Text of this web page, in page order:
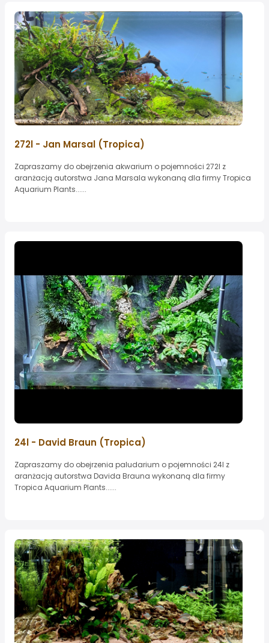
272l - Jan Marsal (Tropica)
Zapraszamy do obejrzenia akwarium o pojemności 272l z
aranżacją autorstwa Jana Marsala wykonaną dla firmy Tropica
Aquarium Plants......
24l - David Braun (Tropica)
Zapraszamy do obejrzenia paludarium o pojemności 24l z
aranżacją autorstwa Davida Brauna wykonaną dla firmy
Tropica Aquarium Plants......